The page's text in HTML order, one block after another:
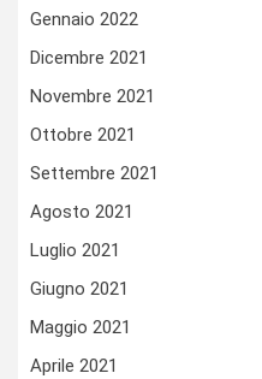
Gennaio 2022
Dicembre 2021
Novembre 2021
Ottobre 2021
Settembre 2021
Agosto 2021
Luglio 2021
Giugno 2021
Maggio 2021
Aprile 2021